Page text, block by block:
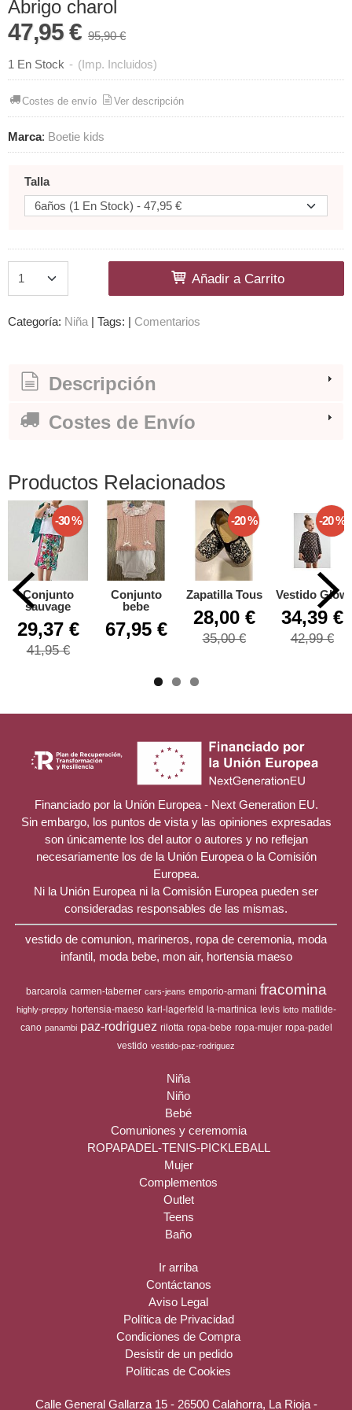
Abrigo charol
47,95 € 95,90 €
1 En Stock - (Imp. Incluidos)
Costes de envío Ver descripción
Marca: Boetie kids
Talla
Añadir a Carrito
Categoría: Niña | Tags: | Comentarios
Descripción
Costes de Envío
Productos Relacionados
-30 %
Conjunto
sauvage
29,37 €
41,95 €
Conjunto
bebe
67,95 €
-20 %
Zapatilla Tous
28,00 €
35,00 €
-20 %
Vestido Glow
34,39 €
42,99 €
Financiado por la Unión Europea - Next Generation EU.
Sin embargo, los puntos de vista y las opiniones expresadas
son únicamente los del autor o autores y no reflejan
necesariamente los de la Unión Europea o la Comisión
Europea.
Ni la Unión Europea ni la Comisión Europea pueden ser
consideradas responsables de las mismas.
vestido de comunion, marineros, ropa de ceremonia, moda
infantil, moda bebe, mon air, hortensia maeso
barcarola carmen-taberner cars-jeans emporio-armani fracomina
highly-preppy hortensia-maeso karl-lagerfeld la-martinica levis lotto matilde-
cano panambi paz-rodriguez rilotta ropa-bebe ropa-mujer ropa-padel
vestido vestido-paz-rodriguez
Niña
Niño
Bebé
Comuniones y ceremomia
ROPAPADEL-TENIS-PICKLEBALL
Mujer
Complementos
Outlet
Teens
Baño
Ir arriba
Contáctanos
Aviso Legal
Política de Privacidad
Condiciones de Compra
Desistir de un pedido
Políticas de Cookies
Calle General Gallarza 15 - 26500 Calahorra, La Rioja -